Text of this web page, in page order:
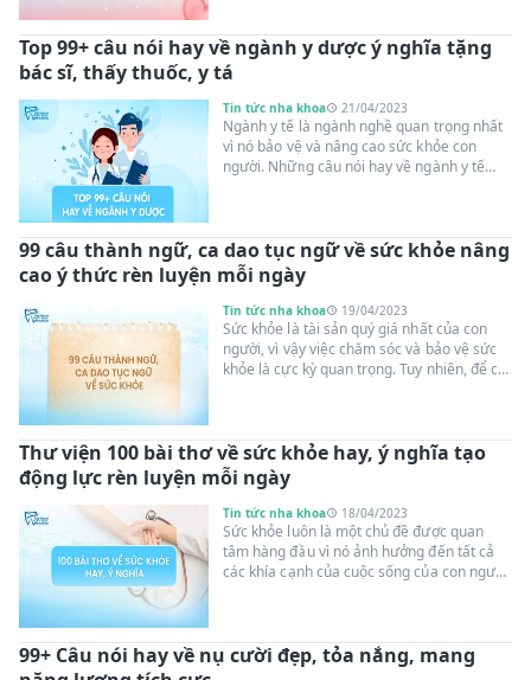
nghiệp và làm mới không khí trong công
việc. Hãy cùng khám phá và trải nghiệm
những câu thả thính này nhé!
Top 99+ câu nói hay về ngành y dược ý nghĩa tặng
bác sĩ, thấy thuốc, y tá
Tin tức nha khoa 21/04/2023
Ngành y tế là ngành nghề quan trọng nhất
vì nó bảo vệ và nâng cao sức khỏe con
người. Những câu nói hay về ngành y tế
những người đã cống hiến sự nghiệp y tế
cho xã hội.
99 câu thành ngữ, ca dao tục ngữ về sức khỏe nâng
cao ý thức rèn luyện mỗi ngày
Tin tức nha khoa 19/04/2023
Sức khỏe là tài sản quý giá nhất của con
người, vì vậy việc chăm sóc và bảo vệ sức
khỏe là cực kỳ quan trọng. Tuy nhiên, để có
này, chúng ta sẽ cùng tìm hiểu về 99 câu
thành ngữ, ca dao tục ngữ về sức khỏe,
một kho tàng tri thức dân gian giúp ta nâng
cao ý thức và kiến thức về sức khỏe.
Thư viện 100 bài thơ về sức khỏe hay, ý nghĩa tạo
động lực rèn luyện mỗi ngày
Tin tức nha khoa 18/04/2023
Sức khỏe luôn là một chủ đề được quan
tâm hàng đầu vì nó ảnh hưởng đến tất cả
các khía cạnh của cuộc sống của con người.
chỉ giúp chúng ta nhận thức được tầm quan
trọng của việc giữ gìn sức khỏe mà còn
99+ Câu nói hay về nụ cười đẹp, tỏa nắng, mang